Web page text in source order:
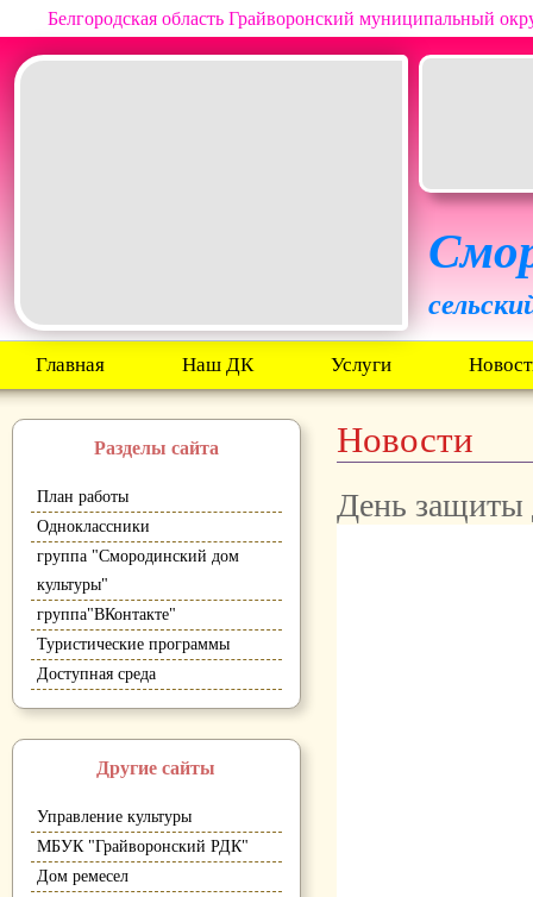
Белгородская область Грайворонский муниципальный
Главная Наш ДК Услуги
Разделы сайта
План работы
Одноклассники
группа "Смородинский дом
культуры"
группа"ВКонтакте"
Туристические программы
Доступная среда
Другие сайты
Управление культуры
МБУК "Грайворонский РДК"
Дом ремесел
Новости
День защиты